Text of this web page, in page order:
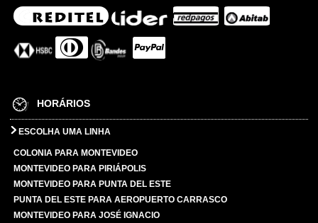
HORÁRIOS
ESCOLHA UMA LINHA
COLONIA PARA MONTEVIDEO
MONTEVIDEO PARA PIRIÁPOLIS
MONTEVIDEO PARA PUNTA DEL ESTE
PUNTA DEL ESTE PARA AEROPUERTO CARRASCO
MONTEVIDEO PARA JOSÉ IGNACIO